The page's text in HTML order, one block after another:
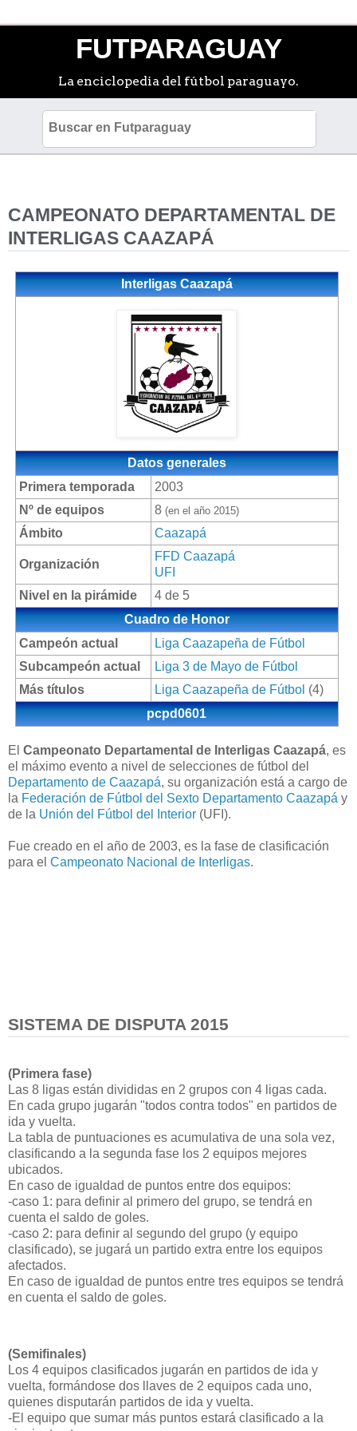
FUTPARAGUAY
La enciclopedia del fútbol paraguayo.
CAMPEONATO DEPARTAMENTAL DE
INTERLIGAS CAAZAPÁ
Interligas Caazapá
Datos generales
Primera temporada
2003
Nº de equipos
8 (en el año 2015)
Ámbito Caazapá
Organización
FFD Caazapá
UFI
Nivel en la pirámide
4 de 5
Cuadro de Honor
Campeón actual
Liga Caazapeña de Fútbol
Subcampeón actual
Liga 3 de Mayo de Fútbol
Más títulos
Liga Caazapeña de Fútbol (4)
pcpd0601
El Campeonato Departamental de Interligas Caazapá, es
el máximo evento a nivel de selecciones de fútbol del
Departamento de Caazapá, su organización está a cargo de
la Federación de Fútbol del Sexto Departamento Caazapá y
de la Unión del Fútbol del Interior (UFI).
Fue creado en el año de 2003, es la fase de clasificación
para el Campeonato Nacional de Interligas.
SISTEMA DE DISPUTA 2015
(Primera fase)
Las 8 ligas están divididas en 2 grupos con 4 ligas cada.
En cada grupo jugarán "todos contra todos" en partidos de
ida y vuelta.
La tabla de puntuaciones es acumulativa de una sola vez,
clasificando a la segunda fase los 2 equipos mejores
ubicados.
En caso de igualdad de puntos entre dos equipos:
-caso 1: para definir al primero del grupo, se tendrá en
cuenta el saldo de goles.
-caso 2: para definir al segundo del grupo (y equipo
clasificado), se jugará un partido extra entre los equipos
afectados.
En caso de igualdad de puntos entre tres equipos se tendrá
en cuenta el saldo de goles.
(Semifinales)
Los 4 equipos clasificados jugarán en partidos de ida y
vuelta, formándose dos llaves de 2 equipos cada uno,
quienes disputarán partidos de ida y vuelta.
-El equipo que sumar más puntos estará clasificado a la